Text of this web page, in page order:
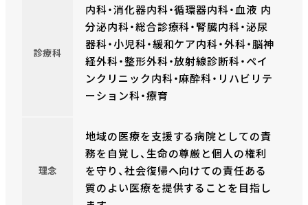
診療科
内科・消化器内科・循環器内科・血液 内
分泌内科・総合診療科・腎臓内科・泌尿
器科・小児科・緩和ケア内科・外科・脳神
経外科・整形外科・放射線診断科・ペイ
ンクリニック内科・麻酔科・リハビリテ
ーション科・療育
理念
地域の医療を支援する病院としての責
務を自覚し、生命の尊厳と個人の権利
を守り、社会復帰へ向けての責任ある
質のよい医療を提供することを目指し